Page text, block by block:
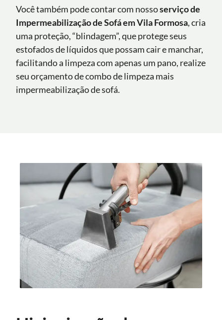
Você também pode contar com nossoserviço de
Impermeabilização de Sofáem Vila Formosa, cria
uma proteção, “blindagem”, que protege seus
estofados de líquidos que possam cair e manchar,
facilitando a limpeza com apenas um pano, realize
seu orçamento de combo de limpeza mais
impermeabilização de sofá.